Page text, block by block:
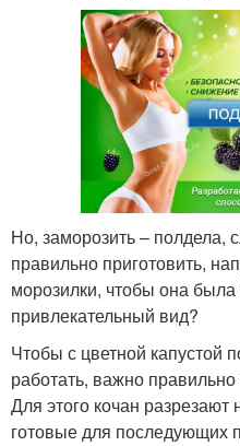
Но, заморозить – полдела,
правильно приготовить,
морозилки, чтобы она
привлекательный вид?
Чтобы с цветной капустой
работать, важно
Для этого кочан разрезают
готовые для последующих